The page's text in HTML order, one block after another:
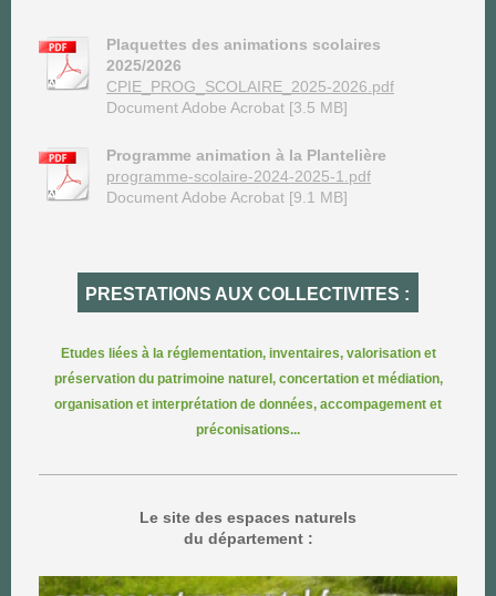
Plaquettes des animations scolaires
2025/2026
CPIE_PROG_SCOLAIRE_2025-2026.pdf
Document Adobe Acrobat [3.5 MB]
Programme animation à la Plantelière
programme-scolaire-2024-2025-1.pdf
Document Adobe Acrobat [9.1 MB]
PRESTATIONS AUX COLLECTIVITES :
Etudes liées à la réglementation, inventaires, valorisation et
préservation du patrimoine naturel, concertation et médiation,
organisation et interprétation de données, accompagement et
préconisations...
Le site des espaces naturels
du département :